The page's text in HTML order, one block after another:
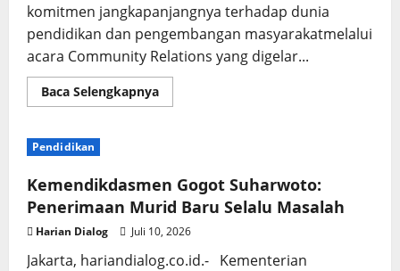
komitmen jangkapanjangnya terhadap dunia
pendidikan dan pengembangan masyarakatmelalui
acara Community Relations yang digelar...
Baca SelengkapnyaRead
more
Kucurkan
Beasiswa
Untuk
360
Siswa
Pendidikan
Kemendikdasmen Gogot Suharwoto:
Penerimaan Murid Baru Selalu Masalah
Harian Dialog Juli 10, 2026
Jakarta, hariandialog.co.id.- Kementerian